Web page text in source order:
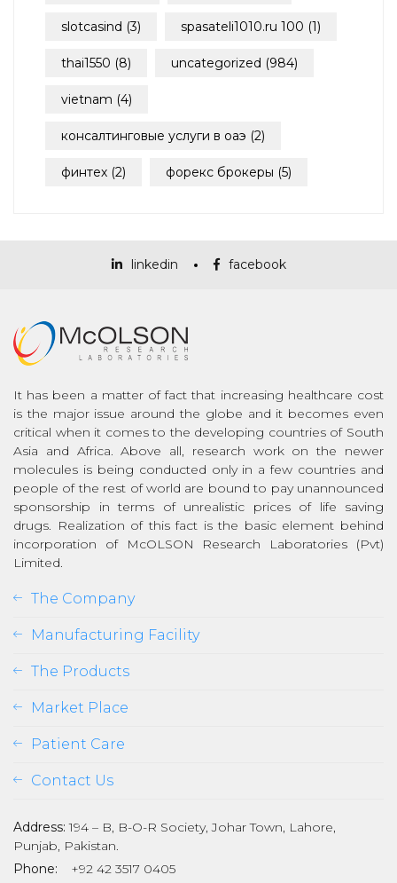
slotcasind (3) spasateli1010.ru 100 (1)
thai1550 (8) uncategorized (984)
vietnam (4)
консалтинговые услуги в оаэ (2)
финтех (2) форекс брокеры (5)
linkedin facebook
It has been a matter of fact that increasing healthcare cost
is the major issue around the globe and it becomes even
critical when it comes to the developing countries of South
Asia and Africa. Above all, research work on the newer
molecules is being conducted only in a few countries and
people of the rest of world are bound to pay unannounced
sponsorship in terms of unrealistic prices of life saving
drugs. Realization of this fact is the basic element behind
incorporation of McOLSON Research Laboratories (Pvt)
Limited.
The Company
Manufacturing Facility
The Products
Market Place
Patient Care
Contact Us
Address: 194 – B, B-O-R Society, Johar Town, Lahore,
Punjab, Pakistan.
Phone:
+92 42 3517 0405